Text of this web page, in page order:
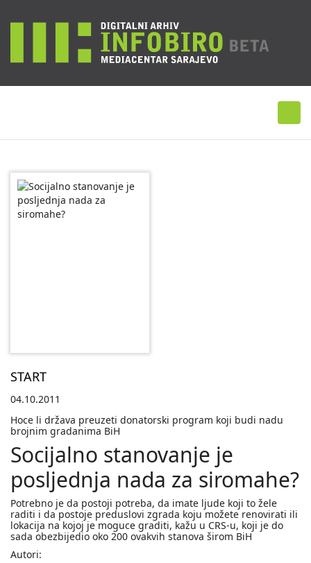
START
04.10.2011
Hoce li država preuzeti donatorski program koji budi nadu
brojnim gradanima BiH
Socijalno stanovanje je
posljednja nada za siromahe?
Potrebno je da postoji potreba, da imate ljude koji to žele
raditi i da postoje preduslovi zgrada koju možete renovirati ili
lokacija na kojoj je moguce graditi, kažu u CRS-u, koji je do
sada obezbijedio oko 200 ovakvih stanova širom BiH
Autori: